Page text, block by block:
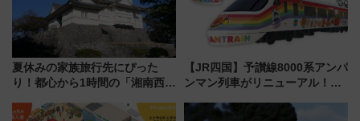
夏休みの家族旅行先にぴった
り！都心から1時間の「湘南西エ
島とは異なる魅力を持つ今夏の
【JR四国】予讃線8000系アンパ
ンマン列車がリニューアル！内
今年12月